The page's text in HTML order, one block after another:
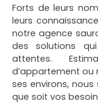
Forts de leurs
leurs
notre agence
des solutions
attentes.
d’appartement
ses environs,
que soit vos